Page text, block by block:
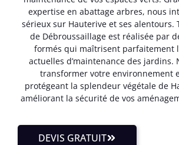
expertise en abattage arbres, nous
sérieux sur Hauterive et ses alentours.
de Débroussaillage est réalisée par
formés qui maîtrisent parfaitement
actuelles d’maintenance des jardins.
transformer votre environnement
protégeant la splendeur végétale de
améliorant la sécurité de vos
DEVIS GRATUIT